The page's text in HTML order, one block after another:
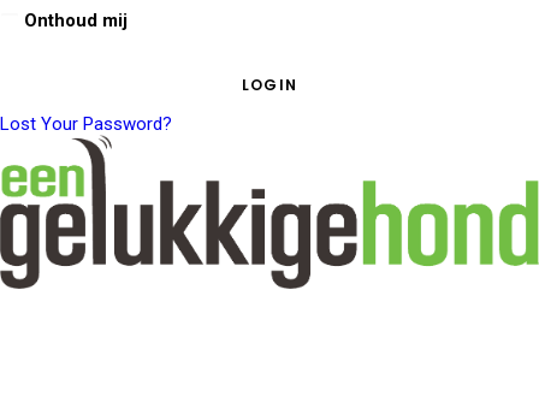
Onthoud mij
Lost Your Password?